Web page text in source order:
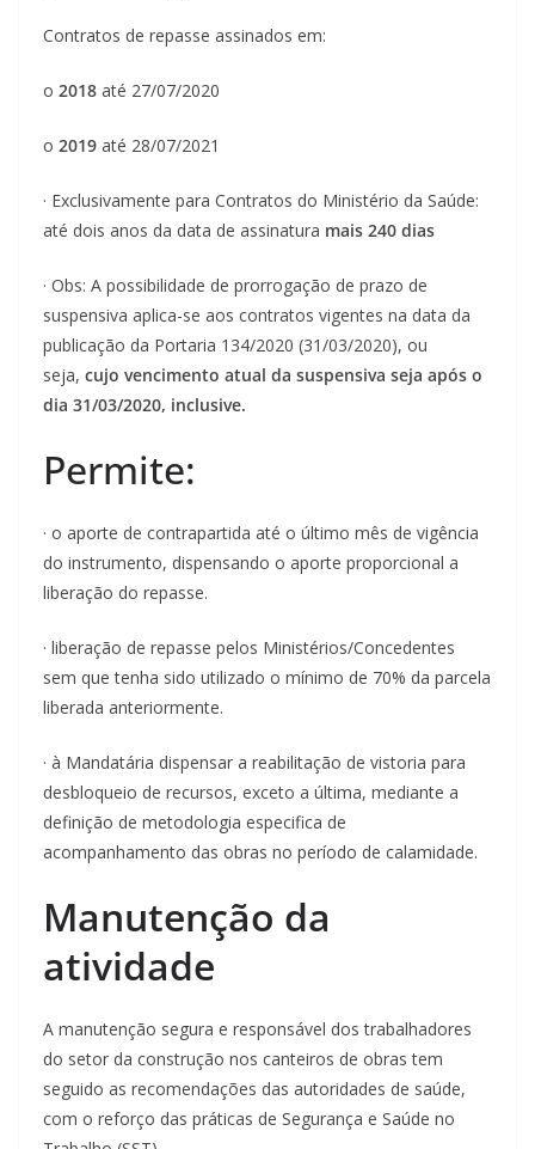
Contratos de repasse assinados em:
o 2018 até 27/07/2020
o 2019 até 28/07/2021
· Exclusivamente para Contratos do Ministério da Saúde:
até dois anos da data de assinatura mais 240 dias
· Obs: A possibilidade de prorrogação de prazo de
suspensiva aplica-se aos contratos vigentes na data da
publicação da Portaria 134/2020 (31/03/2020), ou
seja, cujo vencimento atual da suspensiva seja após o
dia 31/03/2020, inclusive.
Permite:
· o aporte de contrapartida até o último mês de vigência
do instrumento, dispensando o aporte proporcional a
liberação do repasse.
· liberação de repasse pelos Ministérios/Concedentes
sem que tenha sido utilizado o mínimo de 70% da parcela
liberada anteriormente.
· à Mandatária dispensar a reabilitação de vistoria para
desbloqueio de recursos, exceto a última, mediante a
definição de metodologia especifica de
acompanhamento das obras no período de calamidade.
Manutenção da
atividade
A manutenção segura e responsável dos trabalhadores
do setor da construção nos canteiros de obras tem
seguido as recomendações das autoridades de saúde,
com o reforço das práticas de Segurança e Saúde no